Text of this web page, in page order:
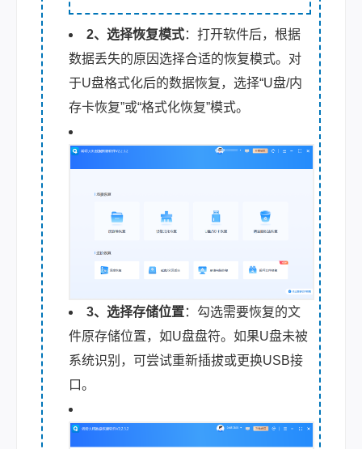
2、选择恢复模式：打开软件后，根据
数据丢失的原因选择合适的恢复模式。对
于U盘格式化后的数据恢复，选择“U盘/内
存卡恢复”或“格式化恢复”模式。
3、选择存储位置：勾选需要恢复的文
件原存储位置，如U盘盘符。如果U盘未被
系统识别，可尝试重新插拔或更换USB接
口。